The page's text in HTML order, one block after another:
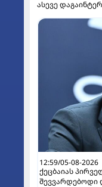
ასევე
12:59/05-08-2026
ქეცბაიას
შევვარდებოდი